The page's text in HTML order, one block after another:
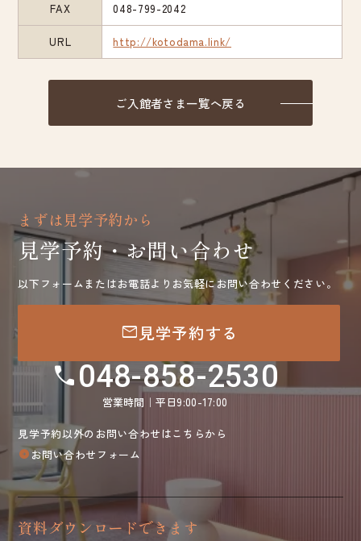
FAX 048-799-2042
URL http://kotodama.link/
ご入館者さま一覧へ戻る
まずは見学予約から
見学予約・お問い合わせ
以下フォームまたはお電話よりお気軽にお問い合わせください。
mail見学予約する
call048-858-2530
営業時間｜平日9:00-17:00
見学予約以外のお問い合わせはこちらから
arrow_circle_rightお問い合わせフォーム
資料ダウンロードできます